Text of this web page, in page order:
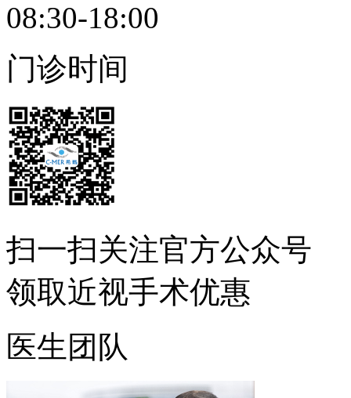
08:30-18:00
门诊时间
扫一扫关注官方公众号
领取近视手术优惠
医生团队